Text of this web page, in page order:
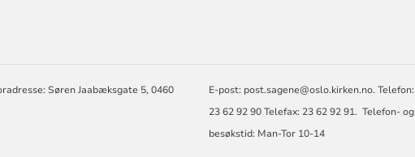
Søren Jaabæksgate 5, 0460
E-post: post.sagene@oslo.kirken.no. Telefon:
23 62 92 90 Telefax: 23 62 92 91. Telefon- og
besøkstid: Man-Tor 10-14